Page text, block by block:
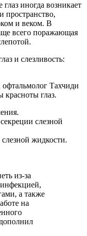
иногда возникает
пространство,
и веком. В
всего поражающая
и слезливость:
Тахчиди
глаз.
слезной
жидкости.
а также
на